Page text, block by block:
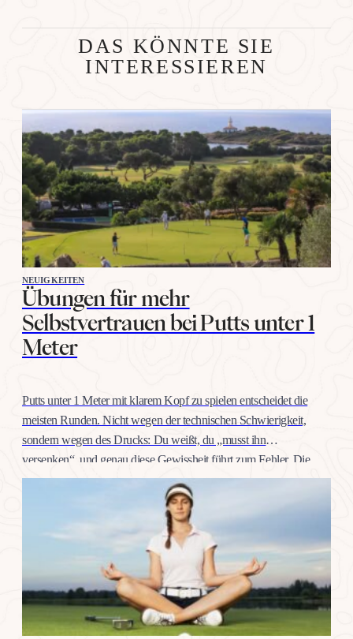
DAS KÖNNTE SIE
INTERESSIEREN
NEUIGKEITEN
Übungen für mehr
Selbstvertrauen bei Putts unter 1
Meter
Putts unter 1 Meter mit klarem Kopf zu spielen entscheidet die
meisten Runden. Nicht wegen der technischen Schwierigkeit,
sondern wegen des Drucks: Du weißt, du „musst ihn
versenken“, und genau diese Gewissheit führt zum Fehler. Die
gute Nachricht: Selbstvertrauen auf dieser Distanz trainiert man
wie jeden anderen Schlag, mit konkreten Übungen, nicht mit